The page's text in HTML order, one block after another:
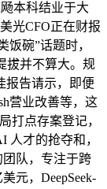
本科结业于大
光CFO正在财报
碗”话题时，
拔并不算大。规
报告请示，即便
营业改善等，这
打点存案登记，
人才的抢夺和，
团队，专注于跨
元，DeepSeek-